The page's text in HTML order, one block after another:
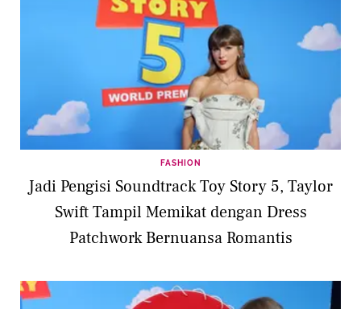
FASHION
Jadi Pengisi Soundtrack Toy Story 5, Taylor
Swift Tampil Memikat dengan Dress
Patchwork Bernuansa Romantis